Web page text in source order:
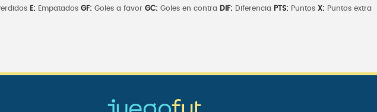
E: Empatados GF: Goles a favor GC: Goles en contra DIF: Diferencia PTS: Puntos X: Puntos extra